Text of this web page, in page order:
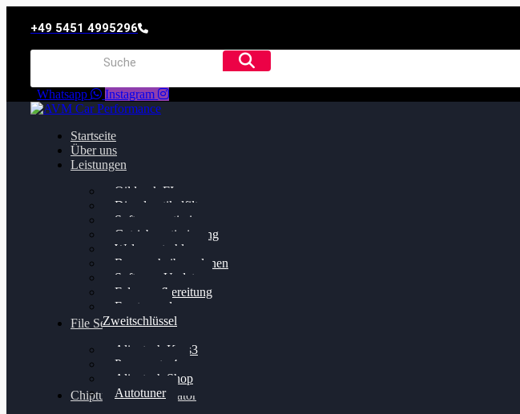
+49 5451 4995296
Whatsapp Instagram
Startseite
Über uns
Leistungen
Oildruck FIx
Dieselpartikelfilter
Softwareoptimierung
Getriebeoptimierung
Walnussstrahlen
Bremsscheiben planen
Software Update
Felgenaufbereitung
Ersatz- und
Zweitschlüssel
File Service
Alientech Kess3
Powergate 4
Alientech Shop
Autotuner
Chiptuning Konfigurator